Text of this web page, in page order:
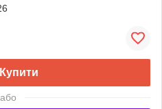
Купити
або